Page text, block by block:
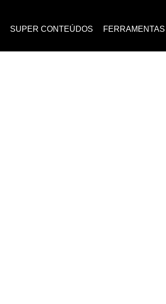
SUPER CONTEÚDOS